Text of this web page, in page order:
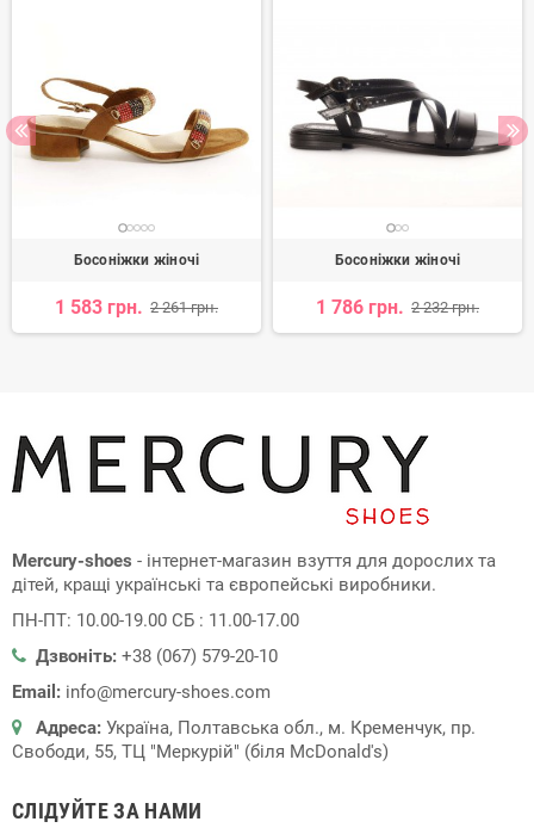
Босоніжки жіночі
1 583 грн. 2 261 грн.
Босоніжки жіночі
1 786 грн. 2 232 грн.
Mercury-shoes - інтернет-магазин взуття для дорослих та
дітей, кращі українські та європейські виробники.
ПН-ПТ: 10.00-19.00 СБ : 11.00-17.00
Дзвоніть: +38 (067) 579-20-10
Email: info@mercury-shoes.com
Адреса: Україна, Полтавська обл., м. Кременчук, пр.
Свободи, 55, ТЦ "Меркурій" (біля McDonald's)
СЛІДУЙТЕ ЗА НАМИ